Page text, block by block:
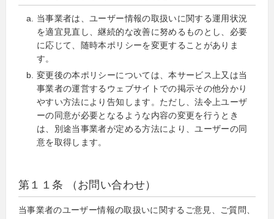
当事業者は、ユーザー情報の取扱いに関する運用状況
を適宜見直し、継続的な改善に努めるものとし、必要
に応じて、随時本ポリシーを変更することがありま
す。
変更後の本ポリシーについては、本サービス上又は当
事業者の運営するウェブサイトでの掲示その他分かり
やすい方法により告知します。ただし、法令上ユーザ
ーの同意が必要となるような内容の変更を行うとき
は、別途当事業者が定める方法により、ユーザーの同
意を取得します。
第１１条 （お問い合わせ）
当事業者のユーザー情報の取扱いに関するご意見、ご質問、